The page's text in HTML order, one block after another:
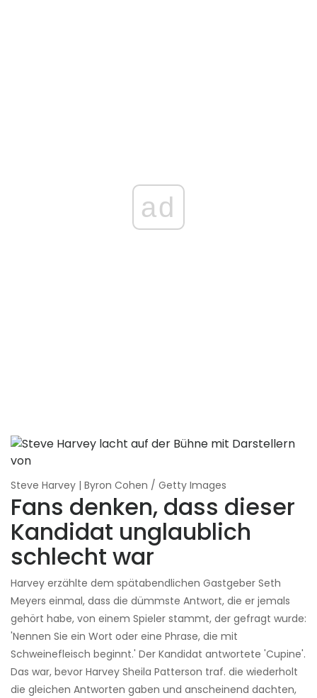
ad
Steve Harvey | Byron Cohen / Getty Images
Fans denken, dass dieser
Kandidat unglaublich
schlecht war
Harvey erzählte dem spätabendlichen Gastgeber Seth
Meyers einmal, dass die dümmste Antwort, die er jemals
gehört habe, von einem Spieler stammt, der gefragt wurde:
'Nennen Sie ein Wort oder eine Phrase, die mit
Schweinefleisch beginnt.' Der Kandidat antwortete 'Cupine'.
Das war, bevor Harvey Sheila Patterson traf. die wiederholt
die gleichen Antworten gaben und anscheinend dachten,